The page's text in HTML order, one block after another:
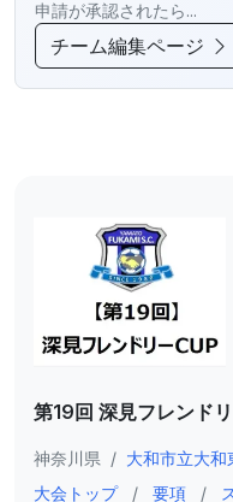
申請が承認されたら...
チーム編集ページ
第19回 深見フレンド
神奈川県 / 大和市立大和
大会トップ
/ 要項 /